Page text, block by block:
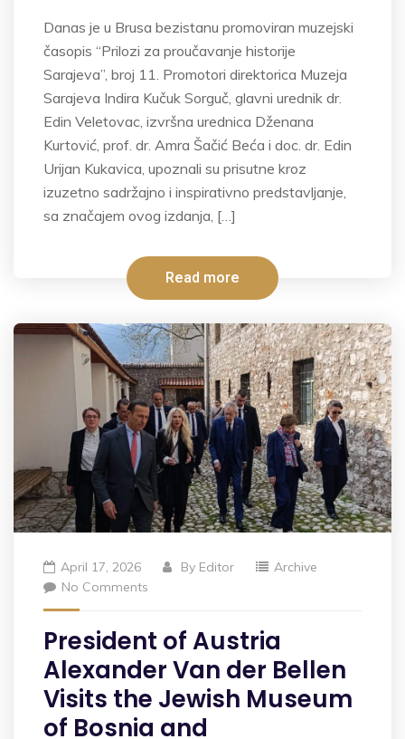
Danas je u Brusa bezistanu promoviran muzejski
časopis “Prilozi za proučavanje historije
Sarajeva”, broj 11. Promotori direktorica Muzeja
Sarajeva Indira Kučuk Sorguč, glavni urednik dr.
Edin Veletovac, izvršna urednica Dženana
Kurtović, prof. dr. Amra Šačić Beća i doc. dr. Edin
Urijan Kukavica, upoznali su prisutne kroz
izuzetno sadržajno i inspirativno predstavljanje,
sa značajem ovog izdanja, […]
Read more
April 17, 2026 By Editor
Archive
No Comments
President of Austria
Alexander Van der Bellen
Visits the Jewish Museum
of Bosnia and